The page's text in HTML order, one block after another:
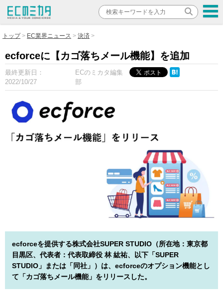
トップ EC業界ニュース 決済
ecforceに【カゴ落ちメール機能】を追加
最終更新日：
2022/10/27
ECのミカタ編集
部
ecforceを提供する株式会社SUPER STUDIO（所在地：東京都
目黒区、代表者：代表取締役 林 紘祐、以下「SUPER
STUDIO」または「同社」）は、ecforceのオプション機能とし
て「カゴ落ちメール機能」をリリースした。